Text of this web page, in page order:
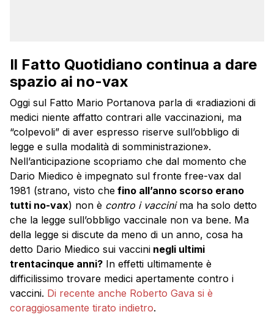
Il Fatto Quotidiano continua a dare
spazio ai no-vax
Oggi sul Fatto Mario Portanova parla di «radiazioni di
medici niente affatto contrari alle vaccinazioni, ma
“colpevoli” di aver espresso riserve sull’obbligo di
legge e sulla modalità di somministrazione».
Nell’anticipazione scopriamo che dal momento che
Dario Miedico è impegnato sul fronte free-vax dal
1981 (strano, visto che fino all’anno scorso erano
tutti no-vax) non è contro i vaccinima ha solo detto
che la legge sull’obbligo vaccinale non va bene. Ma
della legge si discute da meno di un anno, cosa ha
detto Dario Miedico sui vaccini negli ultimi
trentacinque anni? In effetti ultimamente è
difficilissimo trovare medici apertamente contro i
vaccini. Di recente anche Roberto Gava si è
coraggiosamente tirato indietro.